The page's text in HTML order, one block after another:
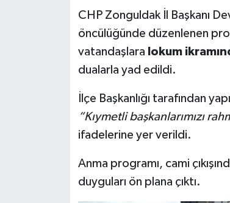
CHP Zonguldak İl Başkanı
öncülüğünde düzenlenen
vatandaşlara lokum
dualarla yad edildi.
İlçe Başkanlığı tarafından
“Kıymetli başkanlarımızı
ifadelerine yer verildi.
Anma programı, cami
duyguları ön plana çıktı.